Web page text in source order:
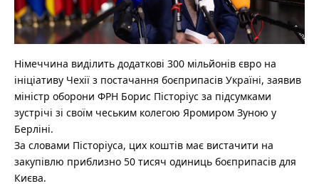
Німеччина виділить додаткові 300 мільйонів євро на
ініціативу Чехії з постачання боєприпасів Україні, заявив
міністр оборони ФРН Борис Пісторіус за підсумками
зустрічі зі своїм чеським колегою Яромиром Зуною у
Берліні.
За словами Пісторіуса, цих коштів має вистачити на
закупівлю приблизно 50 тисяч одиниць боєприпасів для
Києва.